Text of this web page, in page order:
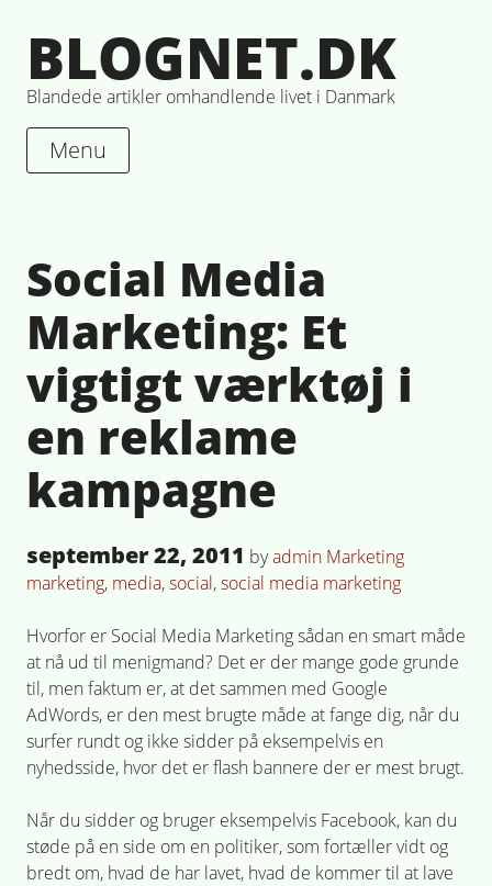
to
content
BLOGNET.DK
Blandede artikler omhandlende livet i Danmark
Menu
Social Media
Marketing: Et
vigtigt værktøj i
en reklame
kampagne
Posted
on
september 22, 2011 byadmin Posted
in
MarketingTagged
marketing, media,social,social media marketing
Hvorfor er Social Media Marketing sådan en smart måde
at nå ud til menigmand? Det er der mange gode grunde
til, men faktum er, at det sammen med Google
AdWords, er den mest brugte måde at fange dig, når du
surfer rundt og ikke sidder på eksempelvis en
nyhedsside, hvor det er flash bannere der er mest brugt.
Når du sidder og bruger eksempelvis Facebook, kan du
støde på en side om en politiker, som fortæller vidt og
bredt om, hvad de har lavet, hvad de kommer til at lave